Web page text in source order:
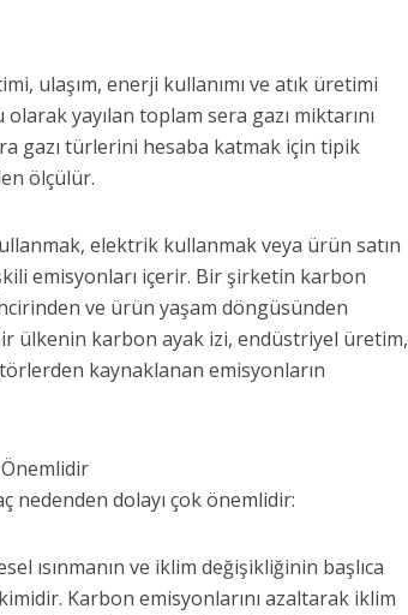
ulaşım, enerji kullanımı ve atık üretimi
yayılan toplam sera gazı miktarını
gazı türlerini hesaba katmak için tipik
ölçülür.
elektrik kullanmak veya ürün satın
emisyonları içerir. Bir şirketin karbon
ve ürün yaşam döngüsünden
ülkenin karbon ayak izi, endüstriyel üretim,
kaynaklanan emisyonların
nedenden dolayı çok önemlidir:
ısınmanın ve iklim değişikliğinin başlıca
Karbon emisyonlarını azaltarak iklim